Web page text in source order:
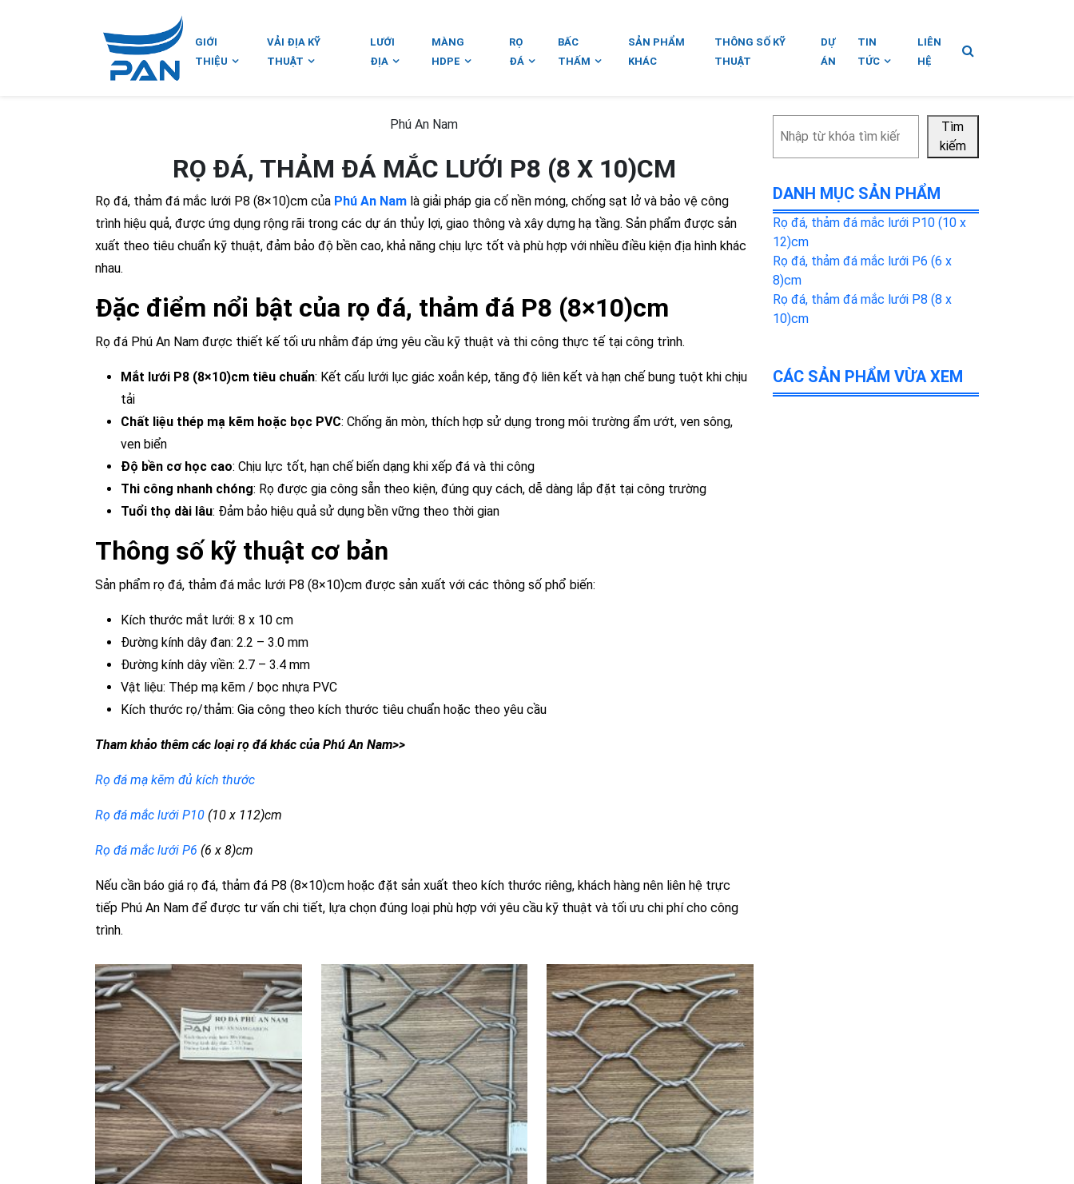
GIỚI
THIỆU
VẢI ĐỊA KỸ
THUẬT
LƯỚI
ĐỊA
MÀNG
HDPE
RỌ
ĐÁ
BẤC
THẤM
SẢN PHẨM
KHÁC
THÔNG SỐ KỸ
THUẬT
DỰ
ÁN
TIN
TỨC
LIÊN
HỆ
Phú An Nam
RỌ ĐÁ, THẢM ĐÁ MẮC LƯỚI P8 (8 X 10)CM
Rọ đá, thảm đá mắc lưới P8 (8×10)cm của Phú An Nam là giải pháp gia cố nền móng, chống sạt lở và bảo vệ công
trình hiệu quả, được ứng dụng rộng rãi trong các dự án thủy lợi, giao thông và xây dựng hạ tầng. Sản phẩm được sản
xuất theo tiêu chuẩn kỹ thuật, đảm bảo độ bền cao, khả năng chịu lực tốt và phù hợp với nhiều điều kiện địa hình khác
nhau.
Đặc điểm nổi bật của rọ đá, thảm đá P8 (8×10)cm
Rọ đá Phú An Nam được thiết kế tối ưu nhằm đáp ứng yêu cầu kỹ thuật và thi công thực tế tại công trình.
Mắt lưới P8 (8×10)cm tiêu chuẩn: Kết cấu lưới lục giác xoắn kép, tăng độ liên kết và hạn chế bung tuột khi chịu
tải
Chất liệu thép mạ kẽm hoặc bọc PVC: Chống ăn mòn, thích hợp sử dụng trong môi trường ẩm ướt, ven sông,
ven biển
Độ bền cơ học cao: Chịu lực tốt, hạn chế biến dạng khi xếp đá và thi công
Thi công nhanh chóng: Rọ được gia công sẵn theo kiện, đúng quy cách, dễ dàng lắp đặt tại công trường
Tuổi thọ dài lâu: Đảm bảo hiệu quả sử dụng bền vững theo thời gian
Thông số kỹ thuật cơ bản
Sản phẩm rọ đá, thảm đá mắc lưới P8 (8×10)cm được sản xuất với các thông số phổ biến:
Kích thước mắt lưới: 8 x 10 cm
Đường kính dây đan: 2.2 – 3.0 mm
Đường kính dây viền: 2.7 – 3.4 mm
Vật liệu: Thép mạ kẽm / bọc nhựa PVC
Kích thước rọ/thảm: Gia công theo kích thước tiêu chuẩn hoặc theo yêu cầu
Tham khảo thêm các loại rọ đá khác của Phú An Nam>>
Rọ đá mạ kẽm đủ kích thước
Rọ đá mắc lưới P10 (10 x 112)cm
Rọ đá mắc lưới P6 (6 x 8)cm
Nếu cần báo giá rọ đá, thảm đá P8 (8×10)cm hoặc đặt sản xuất theo kích thước riêng, khách hàng nên liên hệ trực
tiếp Phú An Nam để được tư vấn chi tiết, lựa chọn đúng loại phù hợp với yêu cầu kỹ thuật và tối ưu chi phí cho công
trình.
kiếm
Tìm
kiếm
DANH MỤC SẢN PHẨM
Rọ đá, thảm đá mắc lưới P10 (10 x
12)cm
Rọ đá, thảm đá mắc lưới P6 (6 x
8)cm
Rọ đá, thảm đá mắc lưới P8 (8 x
10)cm
CÁC SẢN PHẨM VỪA XEM